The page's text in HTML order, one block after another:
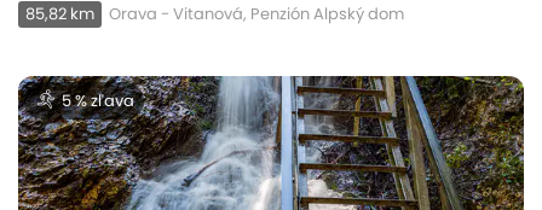
85,82 km Orava - Vitanová, Penzión Alpský dom
5 % zľava